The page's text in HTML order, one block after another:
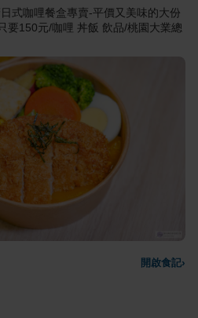
式咖哩餐盒專賣-平價又美味的大份
要150元/咖哩 丼飯 飲品/桃園大業總
開啟食記›